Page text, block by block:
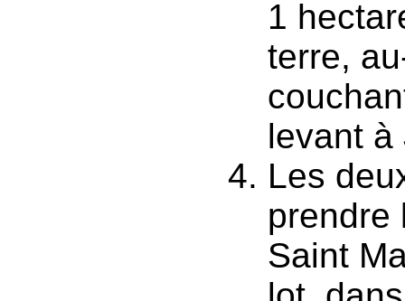
1
terre,
levant à
Les
prendre
Saint